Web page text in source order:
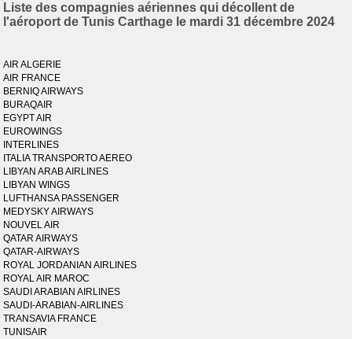
Liste des compagnies aériennes qui décollent de
l'aéroport de Tunis Carthage le mardi 31 décembre 2024
AIR ALGERIE
AIR FRANCE
BERNIQ AIRWAYS
BURAQAIR
EGYPT AIR
EUROWINGS
INTERLINES
ITALIA TRANSPORTO AEREO
LIBYAN ARAB AIRLINES
LIBYAN WINGS
LUFTHANSA PASSENGER
MEDYSKY AIRWAYS
NOUVEL AIR
QATAR AIRWAYS
QATAR-AIRWAYS
ROYAL JORDANIAN AIRLINES
ROYAL AIR MAROC
SAUDI ARABIAN AIRLINES
SAUDI-ARABIAN-AIRLINES
TRANSAVIA FRANCE
TUNISAIR